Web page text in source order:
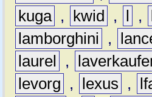
kuga , kwid , ,
lamborghini
,
laurel
,
levorg
, lexus ,